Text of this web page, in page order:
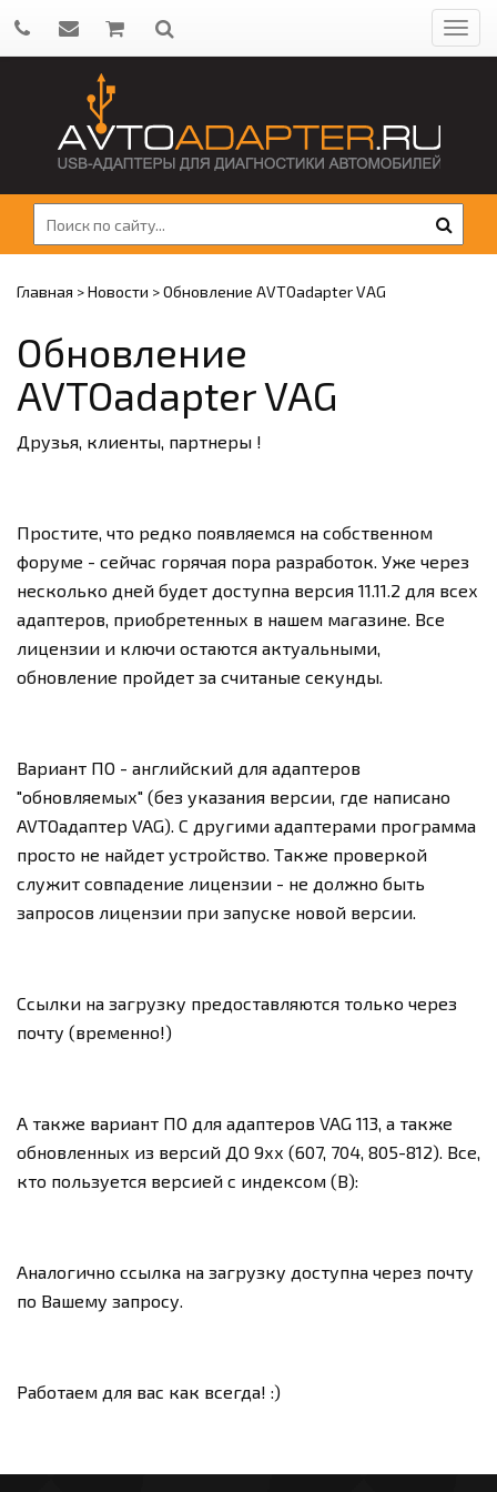
Главная >Новости >Обновление AVTOadapter VAG
Обновление
AVTOadapter VAG
Друзья, клиенты, партнеры !
Простите, что редко появляемся на собственном
форуме - сейчас горячая пора разработок. Уже через
несколько дней будет доступна версия 11.11.2 для всех
адаптеров, приобретенных в нашем магазине. Все
лицензии и ключи остаются актуальными,
обновление пройдет за считаные секунды.
Вариант ПО - английский для адаптеров
"обновляемых" (без указания версии, где написано
AVTOадаптер VAG). С другими адаптерами программа
просто не найдет устройство. Также проверкой
служит совпадение лицензии - не должно быть
запросов лицензии при запуске новой версии.
Ссылки на загрузку предоставляются только через
почту (временно!)
А также вариант ПО для адаптеров VAG 113, а также
обновленных из версий ДО 9хх (607, 704, 805-812). Все,
кто пользуется версией с индексом (B):
Аналогично ссылка на загрузку доступна через почту
по Вашему запросу.
Работаем для вас как всегда! :)